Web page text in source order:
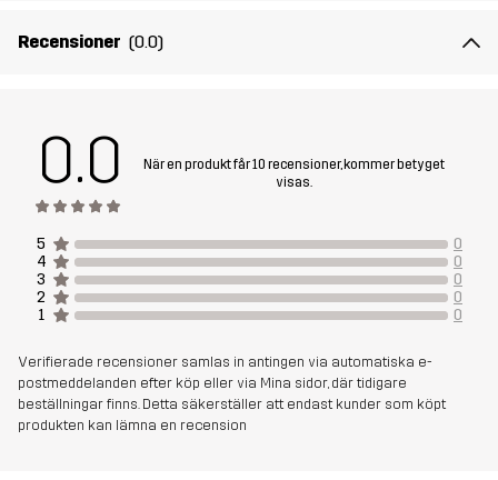
Artikelnummer
Recensioner (0.0)
0.0
När en produkt får 10 recensioner, kommer betyget
visas.
5
0
4
0
3
0
2
0
1
0
Verifierade recensioner samlas in antingen via automatiska e-
postmeddelanden efter köp eller via Mina sidor, där tidigare
beställningar finns. Detta säkerställer att endast kunder som köpt
produkten kan lämna en recension